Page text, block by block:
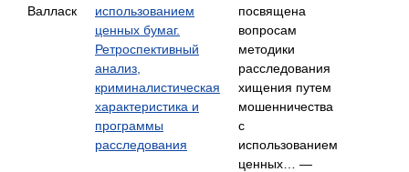
Валласк
использованием
ценных бумаг.
Ретроспективный
анализ,
криминалистическая
характеристика и
программы
расследования
посвящена
вопросам
методики
расследования
хищения путем
мошенничества
с
использованием
ценных… —